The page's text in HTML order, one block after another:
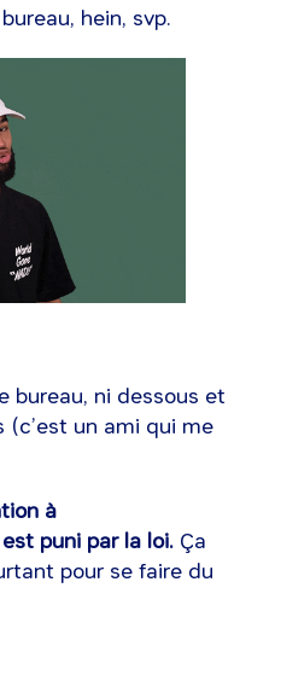
hein, svp.
bureau, ni dessous et
(c’est un ami qui me
à
puni par la loi.Ça
pour se faire du